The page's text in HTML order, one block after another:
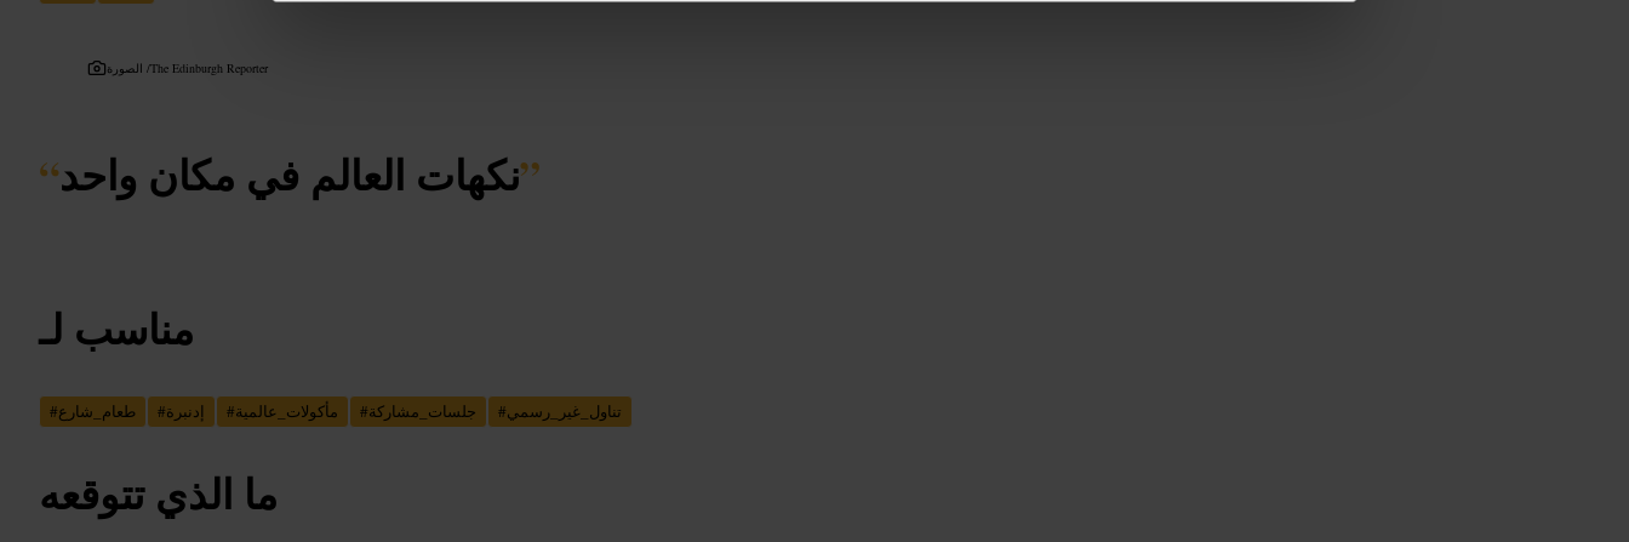
الصورة /The Edinburgh Reporter
“نكهات العالم في مكان واحد”
مناسب لـ
#طعام_شارع #إدنبرة #مأكولات_عالمية #جلسات_مشاركة #تناول_غير_رسمي
ما الذي تتوقعه